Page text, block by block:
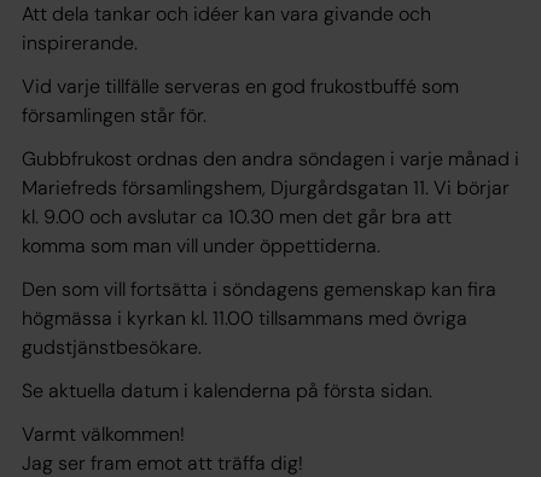
Att dela tankar och idéer kan vara givande och
inspirerande.
Vid varje tillfälle serveras en god frukostbuffé som
församlingen står för.
Gubbfrukost ordnas den andra söndagen i varje månad i
Mariefreds församlingshem, Djurgårdsgatan 11. Vi börjar
kl. 9.00 och avslutar ca 10.30 men det går bra att
komma som man vill under öppettiderna.
Den som vill fortsätta i söndagens gemenskap kan fira
högmässa i kyrkan kl. 11.00 tillsammans med övriga
gudstjänstbesökare.
Se aktuella datum i kalenderna på första sidan.
Varmt välkommen!
Jag ser fram emot att träffa dig!